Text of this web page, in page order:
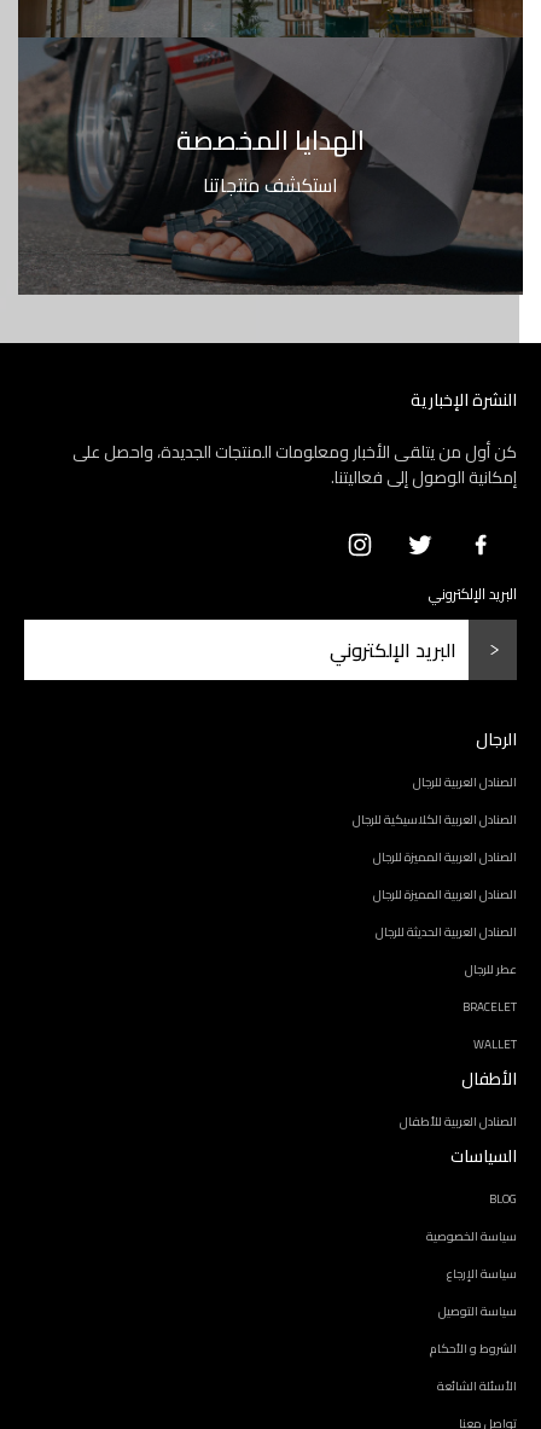
الهدايا المخصصة
استكشف منتجاتنا
الرجال
الصنادل العربية للرجال
الصنادل العربية الكلاسيكية للرجال
الصنادل العربية المميزة للرجال
الصنادل العربية المميزة للرجال
الصنادل العربية الحديثة للرجال
عطر للرجال
BRACELET
WALLET
الأطفال
الصنادل العربية للأطفال
السياسات
BLOG
سياسة الخصوصية
سياسة الإرجاع
سياسة التوصيل
الشروط و الأحكام
الأسئلة الشائعة
تواصل معنا
النشرة الإخبارية
كن أول من يتلقى الأخبار ومعلومات المنتجات الجديدة، واحصل على
إمكانية الوصول إلى فعاليتنا.
البريد الإلكتروني